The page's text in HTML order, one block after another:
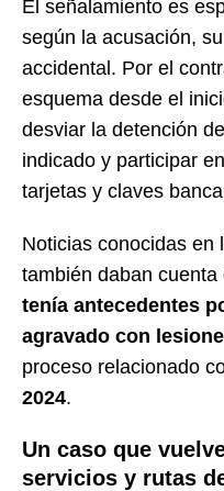
El señalamiento es
según la acusación,
accidental. Por el
esquema desde el
desviar la detención
indicado y participar
tarjetas y claves
Noticias conocidas en
también daban
tenía antecedentes
agravado con
proceso relacionado
2024.
Un caso que
servicios y rutas